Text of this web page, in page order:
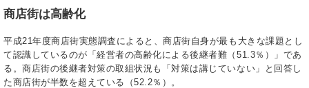
商店街は高齢化
平成21年度商店街実態調査によると、商店街自身が最も大きな課題とし
て認識しているのが「経営者の高齢化による後継者難（51.3％）」であ
る。商店街の後継者対策の取組状況も「対策は講じていない」と回答し
た商店街が半数を超えている（52.2％）。